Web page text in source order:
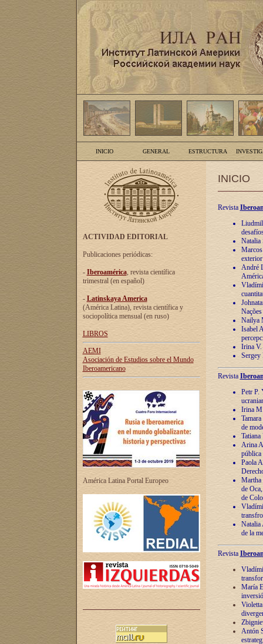
INICIO GENERAL ESTRUCTURA
ACTIVIDAD EDITORIAL
Publicaciones periódicas:
- Iberoamérica, revista científica
trimestral (en español)
- Latinskaya America
(América Latina), revista científica y
sociopolítica mensual (en ruso)
LIBROS
AEMI
Asociación de Estudios sobre el Mundo
Iberoamericano
América Latina Portal Europeo
INICIO
Revista
Natalia
André
Nailya
Isabel
Irina V.
Sergey
Revista
Petr P.
Irina
de
Arina
pública
Paola
Martha
de
de
Natalia
de la
Revista
María
Antón